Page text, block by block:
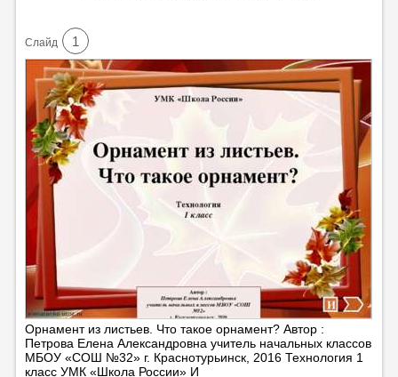
Cлайд 1
Орнамент из листьев. Что такое орнамент? Автор :
Петрова Елена Александровна учитель начальных классов
МБОУ «СОШ №32» г. Краснотурьинск, 2016 Технология 1
класс УМК «Школа России» И